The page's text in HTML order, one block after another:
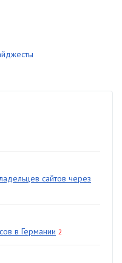
сайтов через
в Германии 2